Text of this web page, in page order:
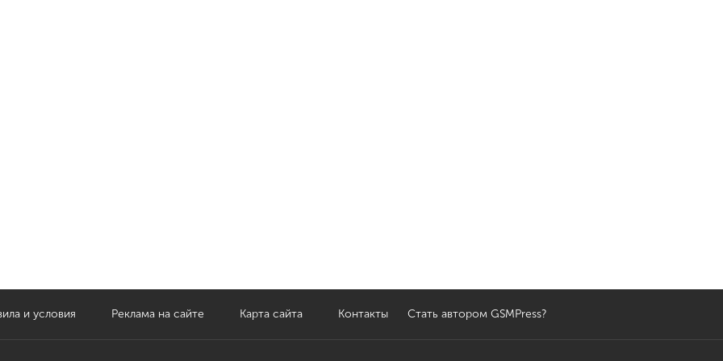
и условия Реклама на сайте Карта сайта Контакты Стать автором GSMPress?